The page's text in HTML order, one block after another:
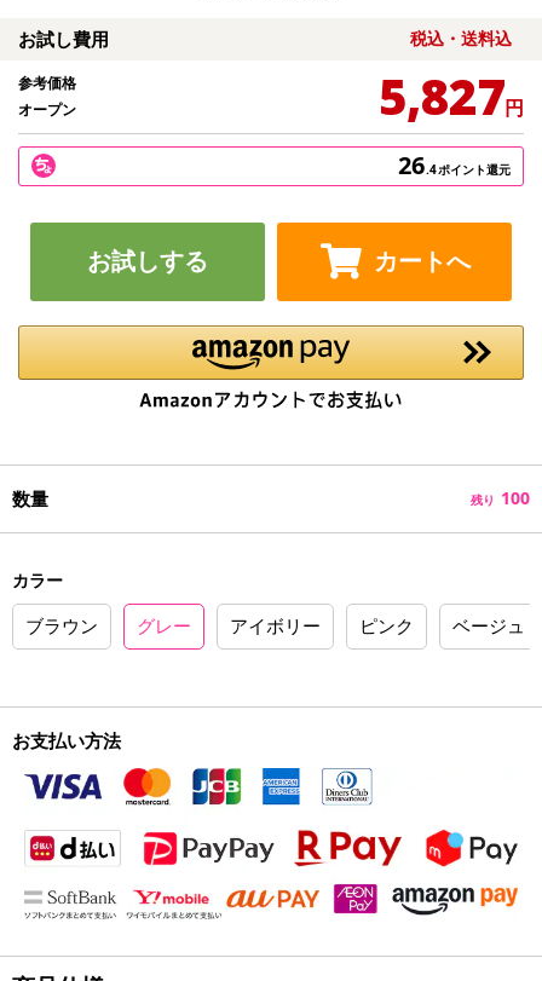
お試し費用 税込・送料込
参考価格
オープン
5,827円
26.4ポイント還元
お試しする カートへ
数量 残り 100
カラー
ブラウン グレー アイボリー ピンク ベージュ
お支払い方法